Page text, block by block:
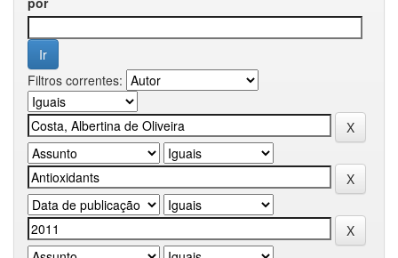
Filtros correntes: